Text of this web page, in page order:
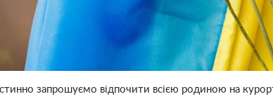
запрошуємо відпочити всією родиною на